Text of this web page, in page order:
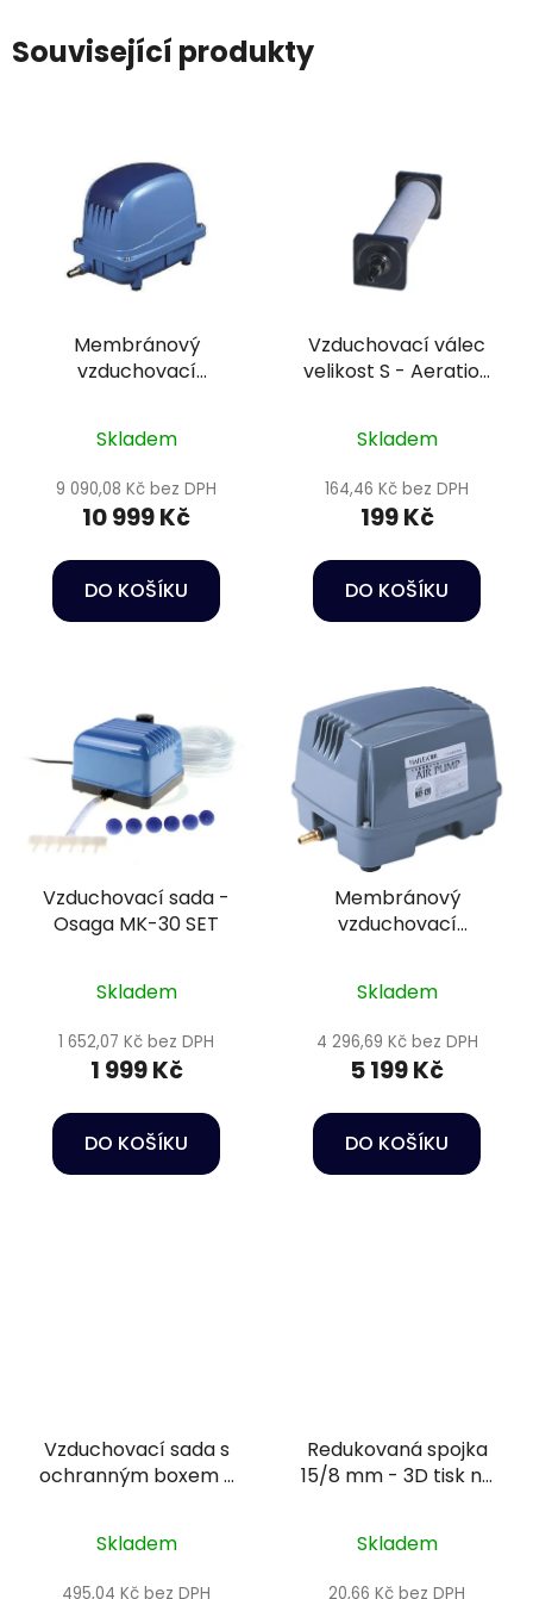
Související produkty
Membránový
vzduchovací
Skladem
9 090,08 Kč bez DPH
10 999 Kč
DO KOŠÍKU
Vzduchovací válec
velikost S - Aeration
Skladem
164,46 Kč bez DPH
199 Kč
DO KOŠÍKU
Vzduchovací sada -
Osaga MK-30 SET
Skladem
1 652,07 Kč bez DPH
1 999 Kč
DO KOŠÍKU
Membránový
vzduchovací
Skladem
4 296,69 Kč bez DPH
5 199 Kč
DO KOŠÍKU
Vzduchovací sada s
ochranným boxem -
Skladem
495,04 Kč bez DPH
Redukovaná spojka
15/8 mm - 3D tisk na
Skladem
20,66 Kč bez DPH